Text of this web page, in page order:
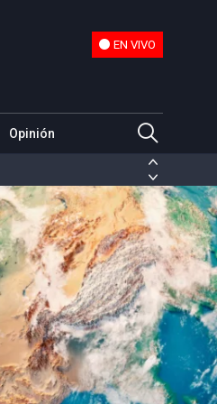
EN VIVO
Opinión